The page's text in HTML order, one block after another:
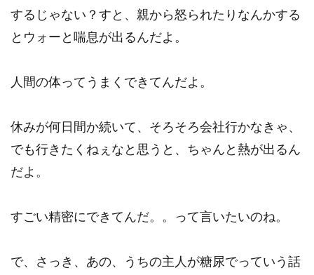
するじゃない？すと、親から怒られたりなんかする
とウォーと喘息が出るんだよ。
人間の体ってうまくできてんだよ。
休みが何日間か続いて、そろそろ会社行かなきゃ、
でも行きたくねぇなと思うと、ちゃんと熱が出るん
だよ。
すごい精密にできてんだ。。って言いたいのね。
で、さっき、あの、うちの主人が糖尿でっていう話